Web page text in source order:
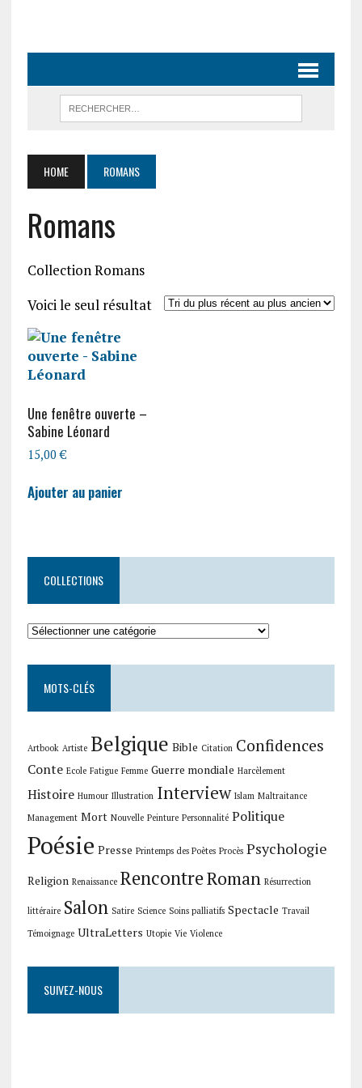
HOME ROMANS
Romans
Collection Romans
Voici le seul résultat
Une fenêtre ouverte –
Sabine Léonard
15,00€
Ajouter au panier
COLLECTIONS
Collections
MOTS-CLÉS
Artbook Artiste Belgique Bible Citation Confidences
Conte Ecole Fatigue Femme Guerre mondiale Harcèlement
Histoire Humour Illustration Interview Islam Maltraitance
Management Mort Nouvelle Peinture Personnalité Politique
Poésie Presse Printemps des Poètes Procès Psychologie
Religion Renaissance RencontreRoman Résurrection
littéraire Salon Satire Science Soins palliatifs Spectacle Travail
Témoignage UltraLetters Utopie Vie Violence
SUIVEZ-NOUS